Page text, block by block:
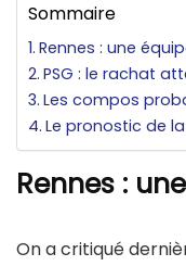
Sommaire
Rennes : une
PSG : le rachat
Les compos
Le pronostic de
Rennes :
On a critiqué